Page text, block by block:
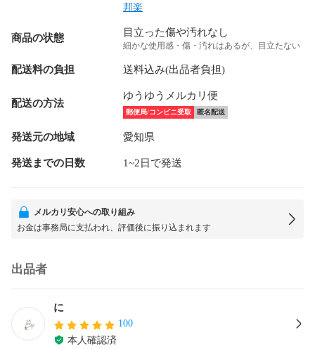
邦楽
商品の状態 目立った傷や汚れなし
細かな使用感・傷・汚れはあるが、目立たない
配送料の負担 送料込み(出品者負担)
配送の方法
ゆうゆうメルカリ便
郵便局/コンビニ受取 匿名配送
発送元の地域 愛知県
発送までの日数 1~2日で発送
メルカリ安心への取り組み
お金は事務局に支払われ、評価後に振り込まれます
出品者
に
100
本人確認済